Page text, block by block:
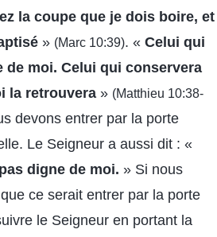
la coupe que je dois boire, et
» (Marc 10:39). « Celui qui
de moi. Celui qui conservera
la retrouvera » (Matthieu 10:38-
devons entrer par la porte
Le Seigneur a aussi dit : «
digne de moi. » Si nous
ce serait entrer par la porte
le Seigneur en portant la